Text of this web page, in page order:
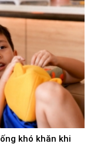
khó khăn khi